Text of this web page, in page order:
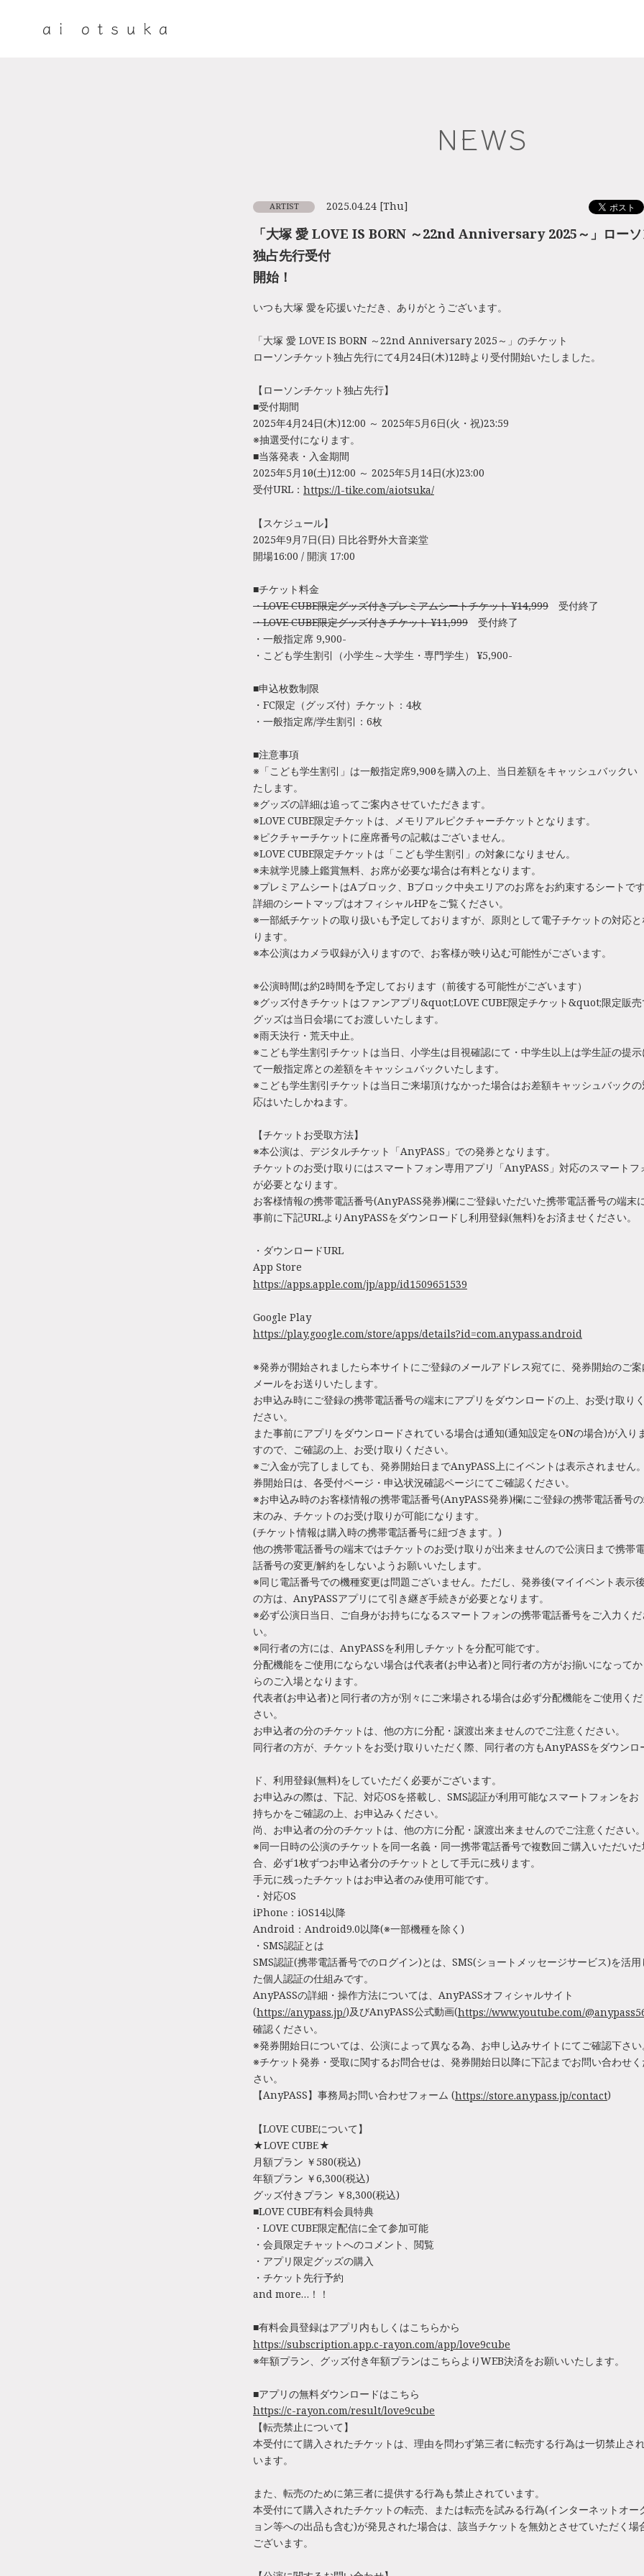
NEWS
2025.04.24 [Thu]
ARTIST
「大塚 愛 LOVE IS BORN ～22nd Anniversary 2025～」ローソ
独占先行受付
開始！
いつも大塚 愛を応援いただき、ありがとうございます。
「大塚 愛 LOVE IS BORN ～22nd Anniversary 2025～」のチケット
ローソンチケット独占先行にて4月24日(木)12時より受付開始いたしました。
【ローソンチケット独占先行】
■受付期間
2025年4月24日(木)12:00 ～ 2025年5月6日(火・祝)23:59
※抽選受付になります。
■当落発表・入金期間
2025年5月10日(土)12:00 ～ 2025年5月14日(水)23:00
受付URL： https://l-tike.com/aiotsuka/
【スケジュール】
2025年9月7日(日) 日比谷野外大音楽堂
開場16:00 / 開演 17:00
■チケット料金
・LOVE CUBE限定グッズ付きプレミアムシートチケット ¥14,999 受付終了
・LOVE CUBE限定グッズ付きチケット ¥11,999 受付終了
・一般指定席 9,900-
・こども学生割引（小学生～大学生・専門学生） ¥5,900-
■申込枚数制限
・FC限定（グッズ付）チケット：4枚
・一般指定席/学生割引：6枚
■注意事項
※「こども学生割引」は一般指定席9,900円を購入の上、当日差額をキャッシュバックい
たします。
※グッズの詳細は追ってご案内させていただきます。
※LOVE CUBE限定チケットは、メモリアルピクチャーチケットとなります。
※ピクチャーチケットに座席番号の記載はございません。
※LOVE CUBE限定チケットは「こども学生割引」の対象になりません。
※未就学児膝上鑑賞無料、お席が必要な場合は有料となります。
※プレミアムシートはAブロック、Bブロック中央エリアのお席をお約束するシートで
詳細のシートマップはオフィシャルHPをご覧ください。
※一部紙チケットの取り扱いも予定しておりますが、原則として電子チケットの対応
ります。
※本公演はカメラ収録が入りますので、お客様が映り込む可能性がございます。
※公演時間は約2時間を予定しております（前後する可能性がございます）
※グッズ付きチケットはファンアプリ&quot;LOVE CUBE限定チケット&quot;限定販
グッズは当日会場にてお渡しいたします。
※雨天決行・荒天中止。
※こども学生割引チケットは当日、小学生は目視確認にて・中学生以上は学生証の提
て一般指定席との差額をキャッシュバックいたします。
※こども学生割引チケットは当日ご来場頂けなかった場合はお差額キャッシュバック
応はいたしかねます。
【チケットお受取方法】
※本公演は、デジタルチケット「AnyPASS」での発券となります。
チケットのお受け取りにはスマートフォン専用アプリ「AnyPASS」対応のスマートフ
が必要となります。
お客様情報の携帯電話番号(AnyPASS発券)欄にご登録いただいた携帯電話番号の端末
事前に下記URLよりAnyPASSをダウンロードし利用登録(無料)をお済ませください。
・ダウンロードURL
App Store
https://apps.apple.com/jp/app/id1509651539
Google Play
https://play.google.com/store/apps/details?id=com.anypass.android
※発券が開始されましたら本サイトにご登録のメールアドレス宛てに、発券開始のご
メールをお送りいたします。
お申込み時にご登録の携帯電話番号の端末にアプリをダウンロードの上、お受け取り
ださい。
また事前にアプリをダウンロードされている場合は通知(通知設定をONの場合)が入り
すので、ご確認の上、お受け取りください。
※ご入金が完了しましても、発券開始日までAnyPASS上にイベントは表示されません
券開始日は、各受付ページ・申込状況確認ページにてご確認ください。
※お申込み時のお客様情報の携帯電話番号(AnyPASS発券)欄にご登録の携帯電話番号
末のみ、チケットのお受け取りが可能になります。
(チケット情報は購入時の携帯電話番号に紐づきます。)
他の携帯電話番号の端末ではチケットのお受け取りが出来ませんので公演日まで携帯
話番号の変更/解約をしないようお願いいたします。
※同じ電話番号での機種変更は問題ございません。ただし、発券後(マイイベント表示
の方は、AnyPASSアプリにて引き継ぎ手続きが必要となります。
※必ず公演日当日、ご自身がお持ちになるスマートフォンの携帯電話番号をご入力く
い。
※同行者の方には、AnyPASSを利用しチケットを分配可能です。
分配機能をご使用にならない場合は代表者(お申込者)と同行者の方がお揃いになってか
らのご入場となります。
代表者(お申込者)と同行者の方が別々にご来場される場合は必ず分配機能をご使用くだ
さい。
お申込者の分のチケットは、他の方に分配・譲渡出来ませんのでご注意ください。
同行者の方が、チケットをお受け取りいただく際、同行者の方もAnyPASSをダウンロ
ド、利用登録(無料)をしていただく必要がございます。
お申込みの際は、下記、対応OSを搭載し、SMS認証が利用可能なスマートフォンをお
持ちかをご確認の上、お申込みください。
尚、お申込者の分のチケットは、他の方に分配・譲渡出来ませんのでご注意ください
※同一日時の公演のチケットを同一名義・同一携帯電話番号で複数回ご購入いただい
合、必ず1枚ずつお申込者分のチケットとして手元に残ります。
手元に残ったチケットはお申込者のみ使用可能です。
・対応OS
iPhone：iOS14以降
Android：Android9.0以降(※一部機種を除く)
・SMS認証とは
SMS認証(携帯電話番号でのログイン)とは、SMS(ショートメッセージサービス)を活用
た個人認証の仕組みです。
AnyPASSの詳細・操作方法については、AnyPASSオフィシャルサイト
(https://anypass.jp/)及びAnyPASS公式動画(https://www.youtube.com/
確認ください。
※発券開始日については、公演によって異なる為、お申し込みサイトにてご確認下さ
※チケット発券・受取に関するお問合せは、発券開始日以降に下記までお問い合わせ
さい。
【AnyPASS】事務局お問い合わせフォーム (https://store.anypass.jp/contact)
【LOVE CUBEについて】
★LOVE CUBE★
月額プラン ￥580(税込)
年額プラン ￥6,300(税込)
グッズ付きプラン ￥8,300(税込)
■LOVE CUBE有料会員特典
・LOVE CUBE限定配信に全て参加可能
・会員限定チャットへのコメント、閲覧
・アプリ限定グッズの購入
・チケット先行予約
and more…！！
■有料会員登録はアプリ内もしくはこちらから
https://subscription.app.c-rayon.com/app/love9cube
※年額プラン、グッズ付き年額プランはこちらよりWEB決済をお願いいたします。
■アプリの無料ダウンロードはこちら
https://c-rayon.com/result/love9cube
【転売禁止について】
本受付にて購入されたチケットは、理由を問わず第三者に転売する行為は一切禁止さ
います。
また、転売のために第三者に提供する行為も禁止されています。
本受付にて購入されたチケットの転売、または転売を試みる行為(インターネットオー
ョン等への出品も含む)が発見された場合は、該当チケットを無効とさせていただく場
ございます。